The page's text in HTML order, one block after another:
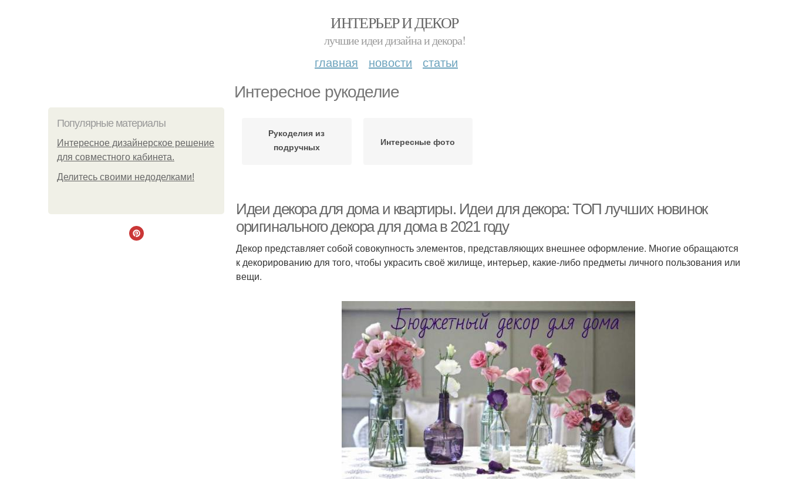
ИНТЕРЬЕР И ДЕКОР
лучшие идеи дизайна и декора!
главная новости статьи
Интересное рукоделие
Популярные материалы
Интересное дизайнерское решение
для совместного кабинета.
Делитесь своими недоделками!
Рукоделия из
подручных
Интересные фото
Идеи декора для дома и квартиры. Идеи для декора: ТОП лучших новинок
оригинального декора для дома в 2021 году
Декор представляет собой совокупность элементов, представляющих внешнее оформление. Многие обращаются
к декорированию для того, чтобы украсить своё жилище, интерьер, какие-либо предметы личного пользования или
вещи.